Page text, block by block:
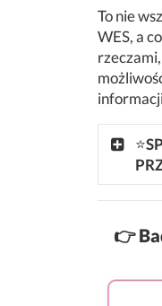
To nie
WES, a
⭐
👉